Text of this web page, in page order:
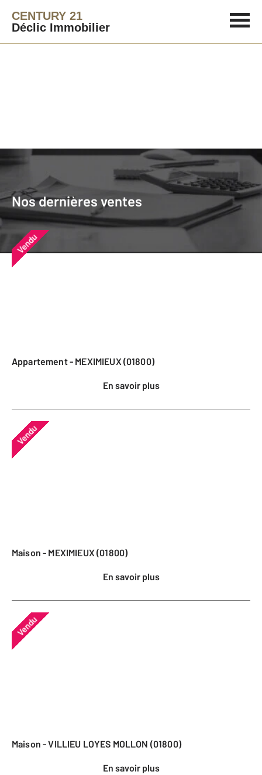
CENTURY 21
Déclic Immobilier
Nos dernières ventes
Nos dernières ventes
Nos derniers biens vendus près de
chez vous
Vendu
Appartement - MEXIMIEUX (01800)
En savoir plus
Vendu
Maison - MEXIMIEUX (01800)
En savoir plus
Vendu
Maison - VILLIEU LOYES MOLLON (01800)
En savoir plus